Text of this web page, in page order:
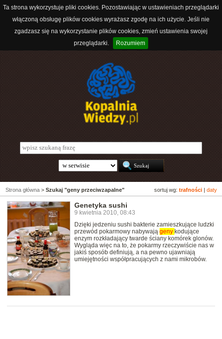
Ta strona wykorzystuje pliki cookies. Pozostawiając w ustawieniach przeglądarki
włączoną obsługę plików cookies wyrażasz zgodę na ich użycie. Jeśli nie
zgadzasz się na wykorzystanie plików cookies, zmień ustawienia swojej
przeglądarki.
Rozumiem
sortuj wg: trafności daty
Strona główna > Szukaj "geny przeciwzapalne"
Genetyka sushi
9 kwietnia 2010, 08:43
Dzięki jedzeniu sushi bakterie zamieszkujące ludzki
przewód pokarmowy nabywają geny kodujące
enzym rozkładający twarde ściany komórek glonów.
Wygląda więc na to, że pokarmy rzeczywiście nas w
jakiś sposób definiują, a na pewno ujawniają
umiejętności współpracujących z nami mikrobów.